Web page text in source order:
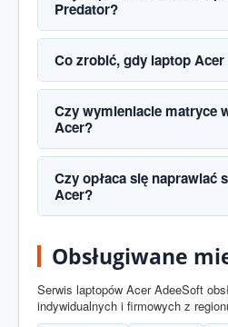
płatna i wynosi około 99 zł.
przedstawiamy dokładną
Predator?
Tak, naprawiamy laptopy
Swift, TravelMate, Nitro,
Wykonujemy naprawy
oraz usługi systemowe.
Co zrobić, gdy laptop
Najczęściej konieczne jest
chłodzenia, wymiana pasty
sprawdzenie wentylatora
Czy wymieniacie matryce
Acer?
Tak, wymieniamy matryce w
pęknięciu, zalaniu, migotaniu,
braku podświetlenia lub
Czy opłaca się naprawiać
Acer?
wymianie dysku na SSD,
szybciej. Przy droższych
czy naprawa jest opłacalna.
Obsługiwane
Serwis laptopów Acer AdeeSoft
indywidualnych i firmowych z